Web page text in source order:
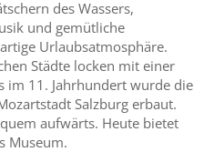
des Wassers,
und gemütliche
Urlaubsatmosphäre.
Städte locken mit einer
im 11. Jahrhundert wurde die
Salzburg erbaut.
aufwärts. Heute bietet
Museum.